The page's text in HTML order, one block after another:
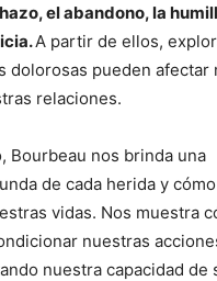
el abandono, la
A partir de ellos,
dolorosas pueden afectar
relaciones.
Bourbeau nos brinda una
de cada herida y
vidas. Nos muestra
nuestras
nuestra capacidad de